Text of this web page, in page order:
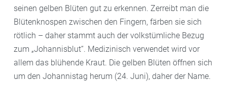
seinen gelben Blüten gut zu erkennen. Zerreibt man die
Blütenknospen zwischen den Fingern, färben sie sich
rötlich – daher stammt auch der volkstümliche Bezug
zum „Johannisblut“. Medizinisch verwendet wird vor
allem das blühende Kraut. Die gelben Blüten öffnen sich
um den Johannistag herum (24. Juni), daher der Name.